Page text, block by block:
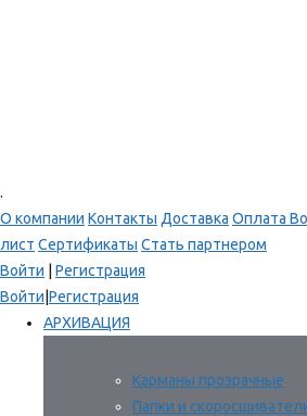
.
О компании Контакты Доставка Оплата
лист Сертификаты Стать партнером
Войти
Регистрация
Войти Регистрация
АРХИВАЦИЯ
Карманы прозрачные
Папки и